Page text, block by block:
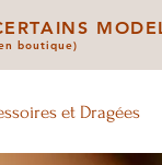
boutique)
et Dragées